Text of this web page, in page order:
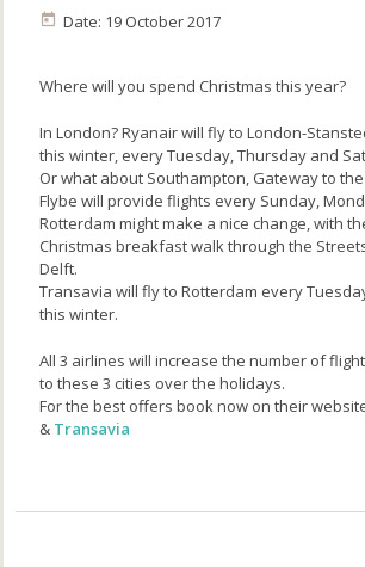
Date: 19 October 2017
Where will you spend Christmas this year?
In London? Ryanair will fly to London-
this winter, every Tuesday, Thursday and
Or what about Southampton, Gateway to
Flybe will provide flights every Sunday,
Rotterdam might make a nice change, with
Christmas breakfast walk through the
Delft.
Transavia will fly to Rotterdam every
this winter.
All 3 airlines will increase the number of
to these 3 cities over the holidays.
For the best offers book now on their
& Transavia